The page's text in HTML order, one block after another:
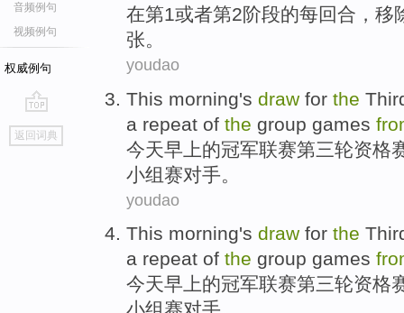
音频例句
视频例句
权威例句
go
top
返回词典
在第1或者第2阶段的每回合 ， 移
张。
youdao
This morning's draw for the
a repeat of the group games
今天早上的冠军联赛第三轮资格
小组赛对手。
youdao
This morning's draw for the
a repeat of the group games
今天早上的冠军联赛第三轮资格